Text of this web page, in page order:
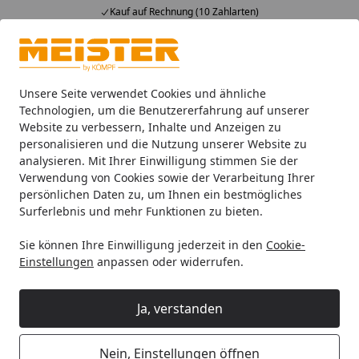
Unsere Seite verwendet Cookies und ähnliche
Technologien, um die Benutzererfahrung auf unserer
Website zu verbessern, Inhalte und Anzeigen zu
personalisieren und die Nutzung unserer Website zu
analysieren. Mit Ihrer Einwilligung stimmen Sie der
Verwendung von Cookies sowie der Verarbeitung Ihrer
persönlichen Daten zu, um Ihnen ein bestmögliches
Surferlebnis und mehr Funktionen zu bieten.
Sie können Ihre Einwilligung jederzeit in den Cookie-
Einstellungen anpassen oder widerrufen.
Ja, verstanden
Nein, Einstellungen öffnen
Kauf auf Rechnung (10 Zahlarten)
Alle Produkte
Mein Konto
Suchen
Startseite
Leisten Fußleisten Meister Dekorgleiche Fussleisten
MEISTER Fussleiste Profil 3 PK Eiche
karamell 1279